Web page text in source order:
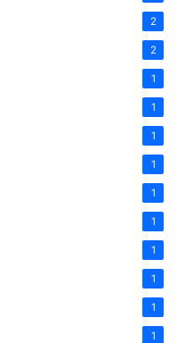
2
2
1
1
1
1
1
1
1
1
1
1